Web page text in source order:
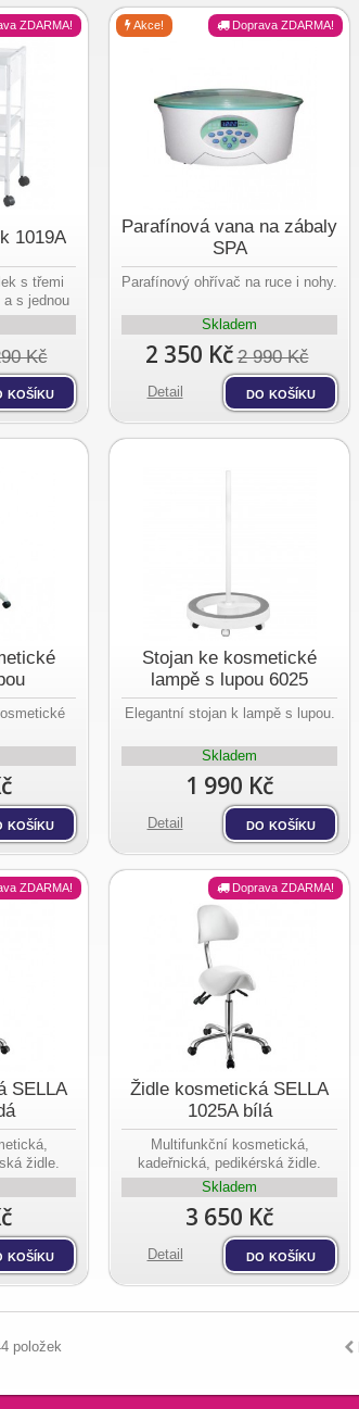
1019A
s třemi
s jednou
Kč
ZDARMA!
košíku
Parafínová vana na zábaly
SPA
Parafínový ohřívač na ruce i nohy.
Skladem
2 350 Kč 2 990 Kč
Doprava ZDARMA!
Akce!
Detail do košíku
košíku
Stojan ke kosmetické
lampě s lupou 6025
Elegantní stojan k lampě s lupou.
Skladem
1 990 Kč
Detail do košíku
SELLA
židle.
ZDARMA!
košíku
Židle kosmetická SELLA
1025A bílá
Multifunkční kosmetická,
kadeřnická, pedikérská židle.
Skladem
3 650 Kč
Doprava ZDARMA!
Detail do košíku
položek